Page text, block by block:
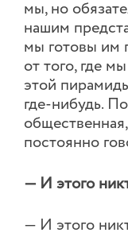
мы, но
нашим
мы готовы им
от того, где
этой
где-нибудь.
постоянно
— И этого
— И этого